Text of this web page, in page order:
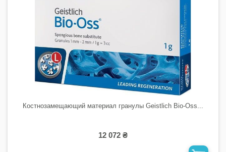
Костнозамещающий материал гранулы Geistlich Bio-Oss...
12 072 ₴